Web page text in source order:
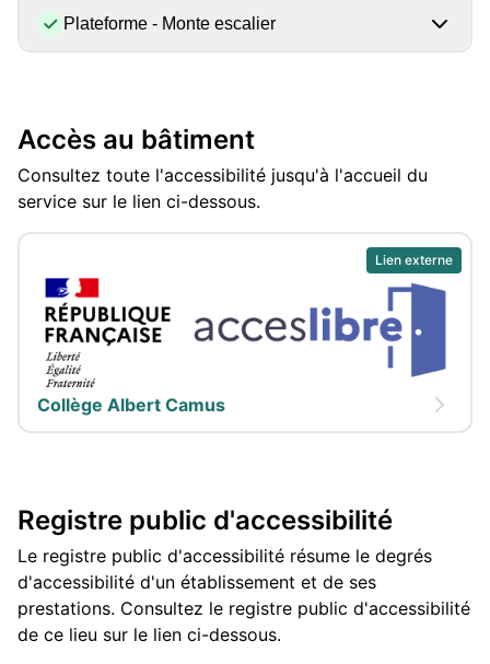
Plateforme - Monte escalier
Accès au bâtiment
Consultez toute l'accessibilité jusqu'à l'accueil du
service sur le lien ci-dessous.
Lien externe
Collège Albert Camus
Registre public d'accessibilité
Le registre public d'accessibilité résume le degrés
d'accessibilité d'un établissement et de ses
prestations. Consultez le registre public d'accessibilité
de ce lieu sur le lien ci-dessous.